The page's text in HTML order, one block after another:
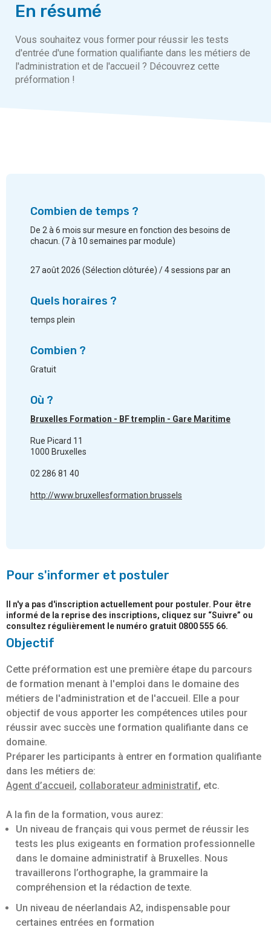
En résumé
Vous souhaitez vous former pour réussir les tests
d'entrée d'une formation qualifiante dans les métiers de
l'administration et de l'accueil ? Découvrez cette
préformation !
Objectif
Cette préformation est une première étape du parcours
de formation menant à l'emploi dans le domaine des
métiers de l'administration et de l'accueil. Elle a pour
objectif de vous apporter les compétences utiles pour
réussir avec succès une formation qualifiante dans ce
domaine.
Préparer les participants à entrer en formation qualifiante
dans les métiers de:
Agent d’accueil, collaborateur administratif, etc.
A la fin de la formation, vous aurez:
Un niveau de français qui vous permet de réussir les
tests les plus exigeants en formation professionnelle
dans le domaine administratif à Bruxelles. Nous
travaillerons l’orthographe, la grammaire la
compréhension et la rédaction de texte.
Un niveau de néerlandais A2, indispensable pour
certaines entrées en formation
Combien de temps ?
De 2 à 6 mois sur mesure en fonction des besoins de
chacun. (7 à 10 semaines par module)
27 août 2026 (Sélection clôturée) / 4 sessions par an
Quels horaires ?
temps plein
Combien ?
Gratuit
Où ?
Bruxelles Formation - BF tremplin - Gare Maritime
Rue Picard 11
1000 Bruxelles
02 286 81 40
http://www.bruxellesformation.brussels
Pour s'informer et postuler
Il n'y a pas d'inscription actuellement pour postuler. Pour être
informé de la reprise des inscriptions, cliquez sur “Suivre” ou
consultez régulièrement le numéro gratuit 0800 555 66.